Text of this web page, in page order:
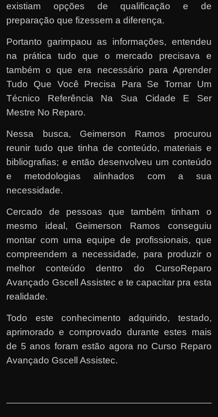
existiam opções de qualificação e de
preparação que fizessem a diferença.
Portanto garimpaou as informações, entendeu
na prática tudo que o mercado precisava e
também o que era necessário para Aprender
Tudo Que Você Precisa Para Se Tornar Um
Técnico Referência Na Sua Cidade E Ser
Mestre No Reparo.
Nessa busca, Geimerson Ramos procurou
reunir tudo que tinha de conteúdo, materiais e
bibliografias; e então desenvolveu um conteúdo
e metodologias alinhados com a sua
necessidade.
Cercado de pessoas que também tinham o
mesmo ideal, Geimerson Ramos conseguiu
montar com uma equipe de profissionais, que
compreendem a necessidade, para produzir o
melhor conteúdo dentro do CursoReparo
Avançado Gscell Assistec e te capacitar pra esta
realidade.
Todo este conhecimento adquirido, testado,
aprimorado e comprovado durante estes mais
de 5 anos foram estão agora no Curso Reparo
Avançado Gscell Assistec.